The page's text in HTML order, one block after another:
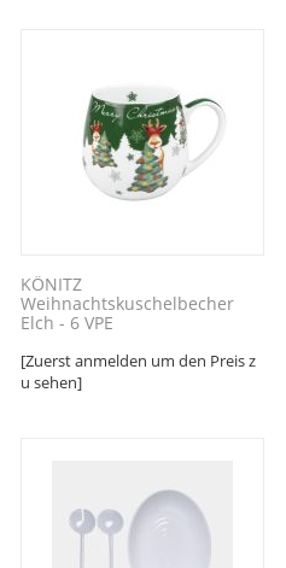
KÖNITZ
Weihnachtskuschelbecher
Elch - 6 VPE
[Zuerst anmelden um den Preis z
u sehen]